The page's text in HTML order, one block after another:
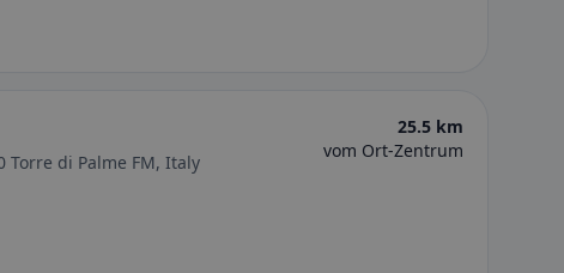
Torre di Palme FM, Italy
25.5 km
vom Ort-Zentrum